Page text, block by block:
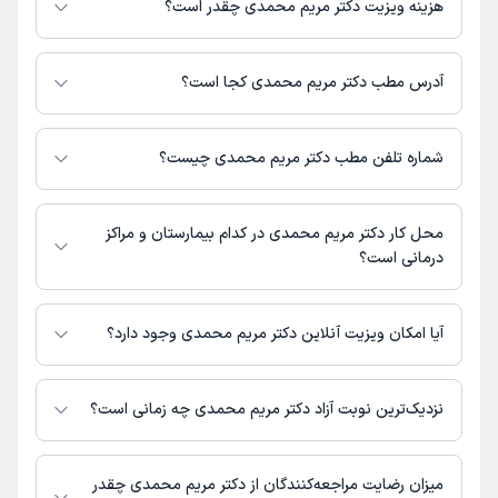
هزینه ویزیت دکتر مریم محمدی چقدر است؟
مبلغ ویزیت دکتر مریم محمدی با توجه به نوع ویزیت تغییر می‌کند.
هزینه رزرو نوبت حضوری: 0 تومان (+ پرداخت حق ویزیت در مطب دکتر)
آدرس مطب دکتر مریم محمدی کجا است؟
دکتر مریم محمدی 1 مطب فعال دارند. آدرس مطب‌های دکتر مریم محمدی به
شرح زیر است.
کوهدشت ،خیابان بازارچه ،کوچه پیام ،ساختمان پزشکان رضا
شماره تلفن مطب دکتر مریم محمدی چیست؟
مطب ساختمان پزشکان رضا : 06632641048
محل کار دکتر مریم محمدی در کدام بیمارستان و مراکز
درمانی است؟
اطلاعاتی درباره محل فعالیت دکتر مریم محمدی در مراکز درمانی در دسترس
نیست.
آیا امکان ویزیت آنلاین دکتر مریم محمدی وجود دارد؟
در حال حاضر اطلاعاتی درباره ارائه ویزیت آنلاین توسط دکتر مریم محمدی در
دسترس نیست. برای دریافت اطلاعات دقیق‌تر، لطفاً با مطب تماس بگیرید.
نزدیک‌ترین نوبت آزاد دکتر مریم محمدی چه زمانی است؟
دکتر مریم محمدی از روز یکشنبه 18 مرداد 1405 بیمار جدید می‌پذیرند.
میزان رضایت مراجعه‌کنندگان از دکتر مریم محمدی چقدر